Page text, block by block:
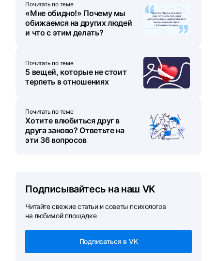
Почитать по теме
«Мне обидно!» Почему мы
обижаемся на других людей
и что с этим делать?
Почитать по теме
5 вещей, которые не стоит
терпеть в отношениях
Почитать по теме
Хотите влюбиться друг в
друга заново? Ответьте на
эти 36 вопросов
Подписывайтесь на наш VK
Читайте свежие статьи и советы психологов
на любимой площадке
Подписаться в VK